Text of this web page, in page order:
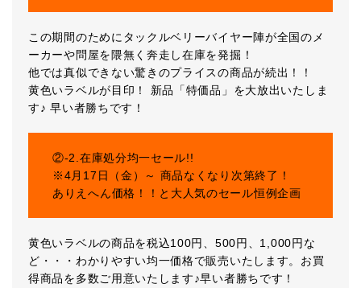
この期間のためにタックルベリーバイヤー陣が全国のメ
ーカーや問屋を隈無く奔走し在庫を発掘！
他では真似できない驚きのプライスの商品が続出！！
黄色いラベルが目印！ 新品「特価品」を大放出いたしま
す♪ 早い者勝ちです！
②-2.在庫処分均一セール!!
※4月17日（金）～ 商品なくなり次第終了！
ありえへん価格！！と大人気のセール恒例企画
黄色いラベルの商品を税込100円、500円、1,000円な
ど・・・わかりやすい均一価格で販売いたします。お買
得商品を多数ご用意いたします♪早い者勝ちです！